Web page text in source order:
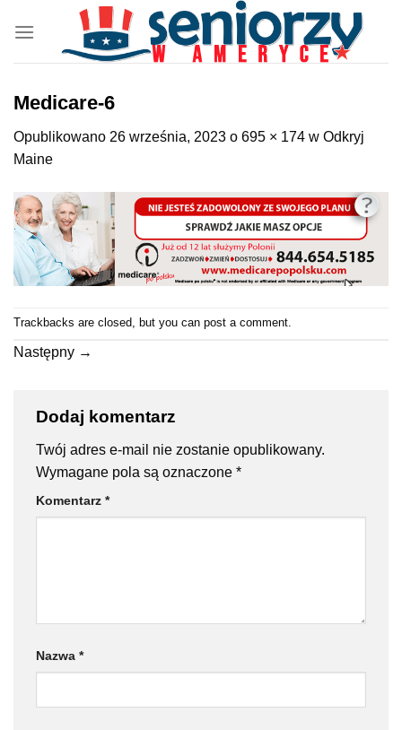
zawartości
Medicare-6
Opublikowano 26 września, 2023 o 695 × 174 w Odkryj
Maine
Trackbacks are closed, but you can post a comment.
Następny →
Dodaj komentarz
Twój adres e-mail nie zostanie opublikowany.
Wymagane pola są oznaczone *
Komentarz *
Nazwa *